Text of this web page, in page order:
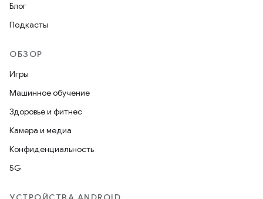
Блог
Подкасты
ОБЗОР
Игры
Машинное обучение
Здоровье и фитнес
Камера и медиа
Конфиденциальность
5G